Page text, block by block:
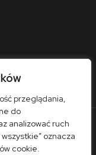
przeglądania,
do
analizować ruch
oznacza
cookie.